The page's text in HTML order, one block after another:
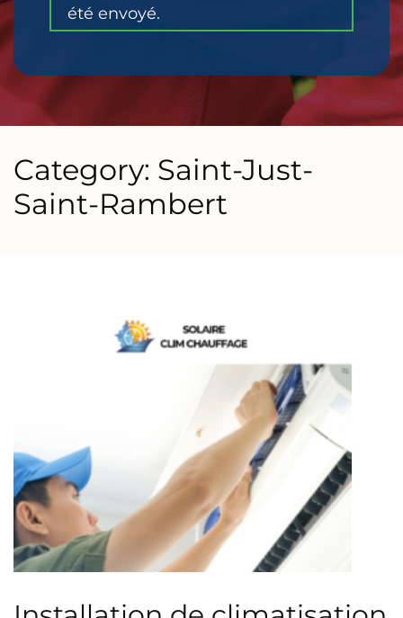
été envoyé.
Category: Saint-Just-
Saint-Rambert